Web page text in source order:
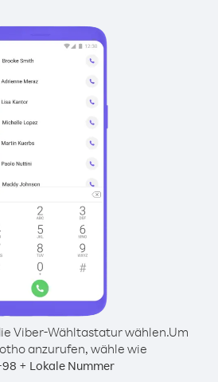
Viber-Wähltastatur wählen.Um
anzurufen, wähle wie
98 + Lokale Nummer